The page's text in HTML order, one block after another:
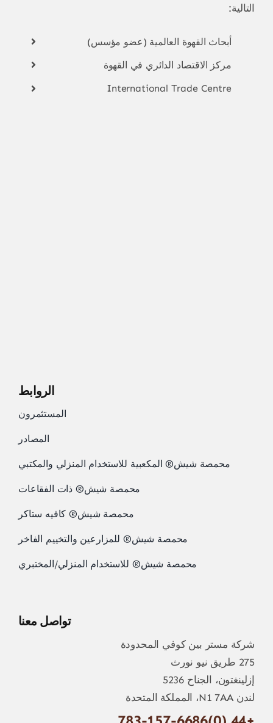
التالية:
أبحاث القهوة العالمية (عضو مؤسس)
مركز الاقتصاد الدائري في القهوة
International Trade Centre
الروابط
المستثمرون
المصادر
محمصة شيش® المكعبية للاستخدام المنزلي والمكتبي
محمصة شيش® ذات الفقاعات
محمصة شيش® كافيه ستاكر
محمصة شيش® للمزارعين والتخييم الفاخر
محمصة شيش® للاستخدام المنزلي/المختبري
تواصل معنا
شركة مستر بين كوفي المحدودة
275 طريق نيو نورث
إزلينغتون، الجناح 5236
لندن N1 7AA، المملكة المتحدة